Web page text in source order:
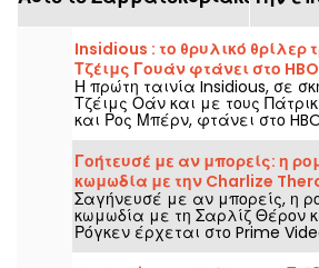
Insidious : το θρυλικό θρίλερ
Τζέιμς Γουάν φτάνει στο
Η πρώτη ταινία Insidious, σε
Τζέιμς Οάν και με τους
και Ρος Μπέρν, φτάνει στο
Αυγούστου 2026.
Γοήτευσέ με αν μπορείς: η
κωμωδία με την Charlize
στο Prime Video
Σαγήνευσέ με αν μπορείς, η
κωμωδία με τη Σαρλίζ Θέρον
Ρόγκεν έρχεται στο Prime
Αυγούστου 2026.